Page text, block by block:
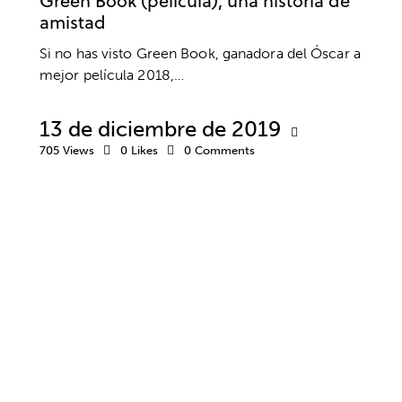
amistad
Si no has visto Green Book, ganadora del Óscar a
mejor película 2018,…
13 de diciembre de 2019
705 Views 0 Likes 0 Comments